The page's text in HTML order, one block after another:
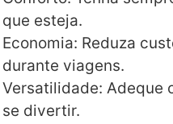
que esteja.
Economia: Reduza
durante viagens.
Versatilidade: Adeque
se divertir.